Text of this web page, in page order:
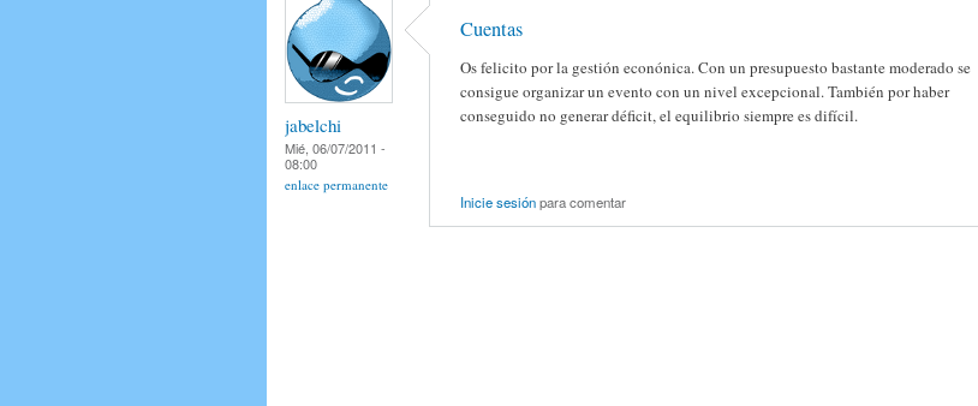
jabelchi
Mié, 06/07/2011 -
08:00
enlace permanente
Cuentas
Os felicito por la gestión econónica. Con un presupuesto bastante moderado se
consigue organizar un evento con un nivel excepcional. También por haber
conseguido no generar déficit, el equilibrio siempre es difícil.
Inicie sesiónpara comentar